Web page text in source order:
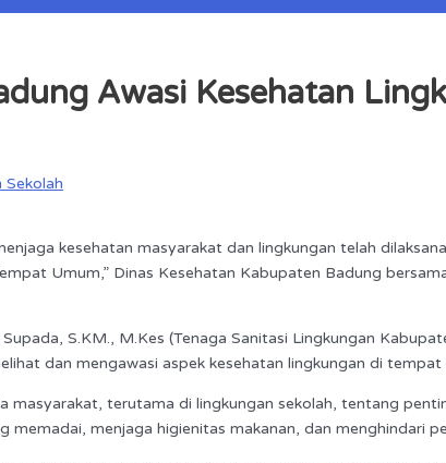
Awasi Kesehatan
Sekolah
kesehatan masyarakat dan lingkungan telah
Umum,” Dinas Kesehatan Kabupaten Badung
S.KM., M.Kes (Tenaga Sanitasi Lingkungan
dan mengawasi aspek kesehatan lingkungan di
masyarakat, terutama di lingkungan sekolah, tentang
menjaga higienitas makanan, dan menghindari